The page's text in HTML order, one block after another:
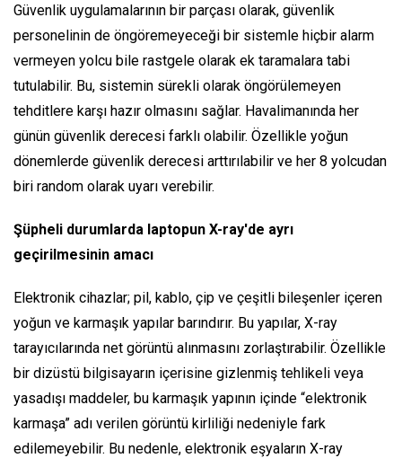
Güvenlik uygulamalarının bir parçası olarak, güvenlik
personelinin de öngöremeyeceği bir sistemle hiçbir alarm
vermeyen yolcu bile rastgele olarak ek taramalara tabi
tutulabilir. Bu, sistemin sürekli olarak öngörülemeyen
tehditlere karşı hazır olmasını sağlar. Havalimanında her
günün güvenlik derecesi farklı olabilir. Özellikle yoğun
dönemlerde güvenlik derecesi arttırılabilir ve her 8 yolcudan
biri random olarak uyarı verebilir.
Şüpheli durumlarda laptopun X-ray'de ayrı
geçirilmesinin amacı
Elektronik cihazlar; pil, kablo, çip ve çeşitli bileşenler içeren
yoğun ve karmaşık yapılar barındırır. Bu yapılar, X-ray
tarayıcılarında net görüntü alınmasını zorlaştırabilir. Özellikle
bir dizüstü bilgisayarın içerisine gizlenmiş tehlikeli veya
yasadışı maddeler, bu karmaşık yapının içinde “elektronik
karmaşa” adı verilen görüntü kirliliği nedeniyle fark
edilemeyebilir. Bu nedenle, elektronik eşyaların X-ray